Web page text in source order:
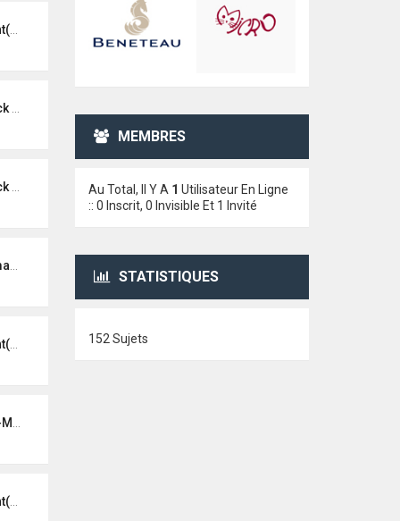
MEMBRES
Au Total, Il Y A 1 Utilisateur En Ligne
:: 0 Inscrit, 0 Invisible Et 1 Invité
STATISTIQUES
152 Sujets